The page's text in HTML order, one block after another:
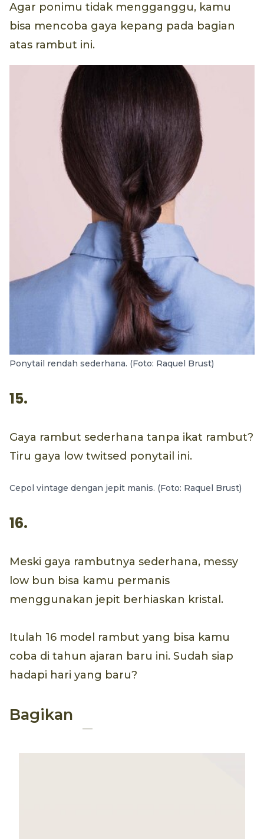
Agar ponimu tidak mengganggu, kamu
bisa mencoba gaya kepang pada bagian
atas rambut ini.
Ponytail rendah sederhana. (Foto: Raquel Brust)
15.
Gaya rambut sederhana tanpa ikat rambut?
Tiru gaya low twitsed ponytail ini.